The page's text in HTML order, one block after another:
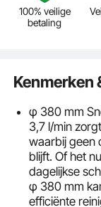
100% veilige
betaling
Kenmerken
φ 380 mm
3,7 l/min
waarbij geen
blijft. Of het
dagelijkse
φ 380 mm
efficiënte